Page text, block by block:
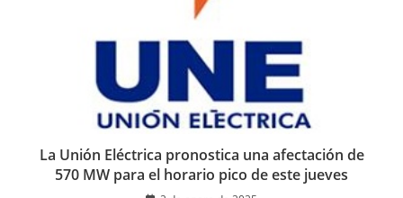
La Unión Eléctrica pronostica una afectación de
570 MW para el horario pico de este jueves